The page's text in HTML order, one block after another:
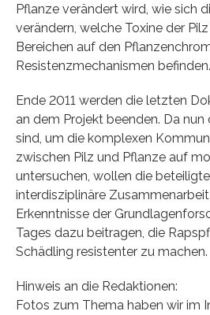
Pflanze verändert wird, wie sich
verändern, welche Toxine der
Bereichen auf den
Resistenzmechanismen befinden.
Ende 2011 werden die letzten
an dem Projekt beenden. Da
sind, um die komplexen
zwischen Pilz und Pflanze auf
untersuchen, wollen die
interdisziplinäre
Erkenntnisse der
Tages dazu beitragen, die
Schädling resistenter zu machen.
Hinweis an die Redaktionen:
Fotos zum Thema haben wir im